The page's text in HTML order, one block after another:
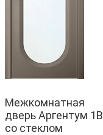
Межкомнатная
дверь Аргентум 1B
со стеклом